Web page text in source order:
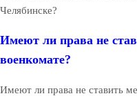
Челябинске?
Имеют ли права не
военкомате?
Имеют ли права не ставить